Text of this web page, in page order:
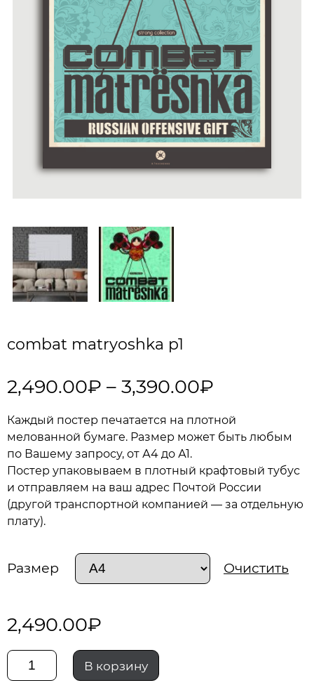
combat matryoshka p1
2,490.00₽ – 3,390.00₽
Каждый постер печатается на плотной
мелованной бумаге. Размер может быть любым
по Вашему запросу, от А4 до А1.
Постер упаковываем в плотный крафтовый тубус
и отправляем на ваш адрес Почтой России
(другой транспортной компанией — за отдельную
плату).
Размер Очистить
2,490.00₽
КоличествоВ корзину